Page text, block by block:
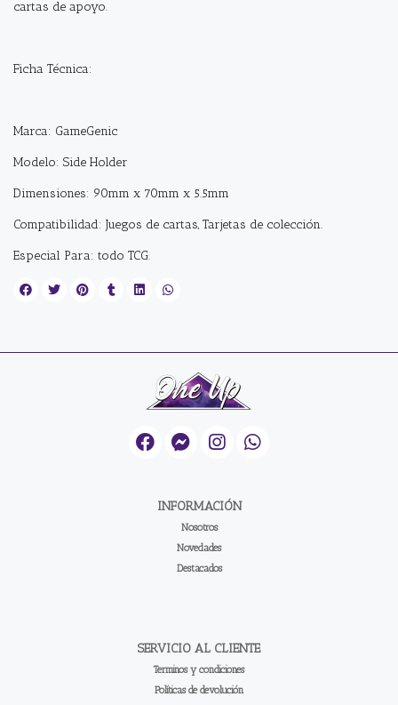
cartas de apoyo.
Ficha Técnica:
Marca: GameGenic
Modelo: Side Holder
Dimensiones: 90mm x 70mm x 5.5mm
Compatibilidad: Juegos de cartas, Tarjetas de colección.
Especial Para: todo TCG.
INFORMACIÓN
Nosotros
Novedades
Destacados
SERVICIO AL CLIENTE
Terminos y condiciones
Políticas de devolución